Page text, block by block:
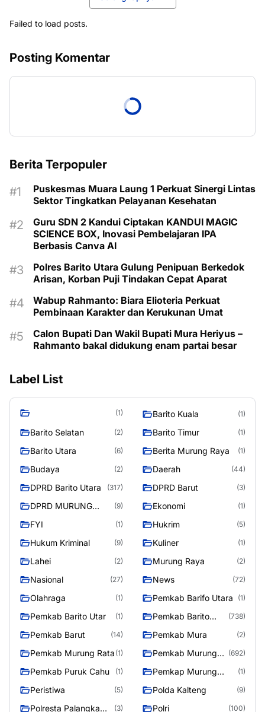
Failed to load posts.
Posting Komentar
Berita Terpopuler
Puskesmas Muara Laung 1 Perkuat Sinergi Lintas
Sektor Tingkatkan Pelayanan Kesehatan
Guru SDN 2 Kandui Ciptakan KANDUI MAGIC
SCIENCE BOX, Inovasi Pembelajaran IPA
Berbasis Canva AI
Polres Barito Utara Gulung Penipuan Berkedok
Arisan, Korban Puji Tindakan Cepat Aparat
Wabup Rahmanto: Biara Elioteria Perkuat
Pembinaan Karakter dan Kerukunan Umat
Calon Bupati Dan Wakil Bupati Mura Heriyus –
Rahmanto bakal didukung enam partai besar
Label List
(1) Barito Kuala (1)
Barito Selatan (2) Barito Timur (1)
Barito Utara (6) Berita Murung Raya (1)
Budaya (2) Daerah (44)
DPRD Barito Utara (317) DPRD Barut (3)
DPRD MURUNG
(9) Ekonomi (1)
FYI (1) Hukrim (5)
Hukum Kriminal (9) Kuliner (1)
Lahei (2) Murung Raya (2)
Nasional (27) News (72)
Olahraga (1) Pemkab Barifo Utara (1)
Pemkab Barito Utar (1)
Pemkab Barito
(738)
Pemkab Barut (14) Pemkab Mura (2)
Pemkab Murung Rata (1)
Pemkab Murung
(692)
Pemkab Puruk Cahu (1)
Pemkap Murung
(1)
Peristiwa (5) Polda Kalteng (9)
Polresta Palangka
(3) Polri (100)